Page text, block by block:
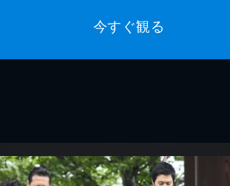
今すぐ観る